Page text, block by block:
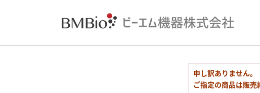
申し訳ありません。
ご指定の商品は販売